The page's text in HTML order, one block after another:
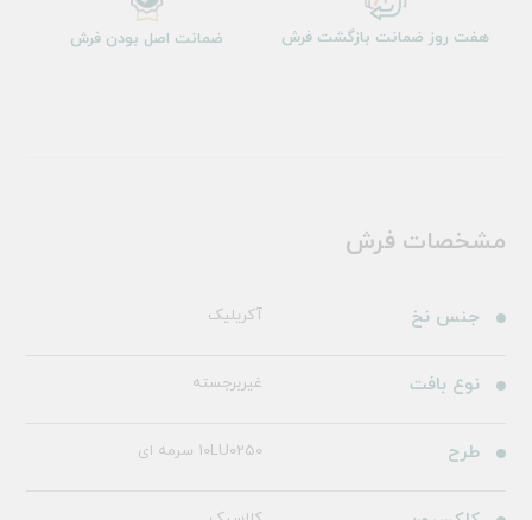
هفت روز ضمانت بازگشت فرش ضمانت اصل بودن فرش
مشخصات فرش
جنس نخ آکریلیک
نوع بافت غیربرجسته
طرح 10LU0250 سرمه ای